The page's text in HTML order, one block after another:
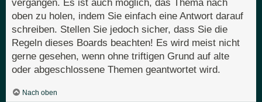
vergangen. Es ist auch möglich, das Thema nach
oben zu holen, indem Sie einfach eine Antwort darauf
schreiben. Stellen Sie jedoch sicher, dass Sie die
Regeln dieses Boards beachten! Es wird meist nicht
gerne gesehen, wenn ohne triftigen Grund auf alte
oder abgeschlossene Themen geantwortet wird.
Nach oben